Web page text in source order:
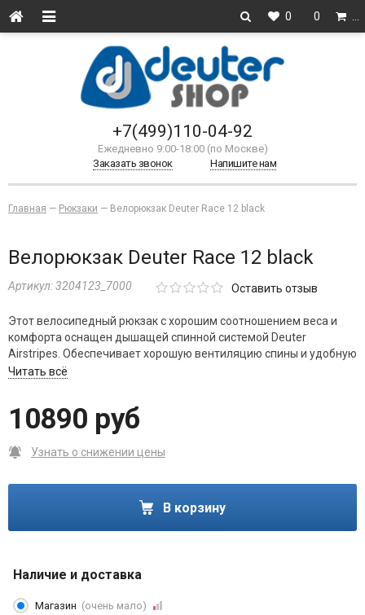
0 0
+7(499)110-04-92
Ежедневно 9:00-18:00 (по Москве)
Заказать звонок
Напишите нам
Главная — Рюкзаки — Велорюкзак Deuter Race 12 black
Велорюкзак Deuter Race 12 black
Артикул:3204123_7000 Оставить отзыв
Этот велосипедный рюкзак с хорошим соотношением веса и
комфорта оснащен дышащей спинной системой Deuter
Airstripes. Обеспечивает хорошую вентиляцию спины и удобную
посадку. Грудной ремень и сетчатый набедренный пояс
материалов, и компонентам, изготовленным с использованием
экологически чистых и ресурсосберегающих
производственных методов, Race соответствует самым
нейтральным и не содержит PFAS.
Читать всё
10890 руб
Узнать о снижении цены
В корзину
Наличие и доставка
Магазин (очень мало)